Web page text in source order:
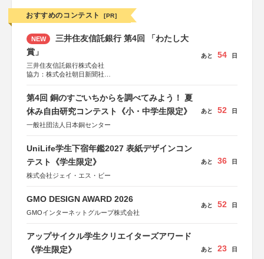
おすすめのコンテスト [PR]
NEW
三井住友信託銀行 第4回 「わたし大
賞」
三井住友信託銀行株式会社
協力：株式会社朝日新聞社
あと 54 日
第4回 銅のすごいちからを調べてみよう！ 夏
休み自由研究コンテスト《小・中学生限定》
一般社団法人日本銅センター
あと 52 日
UniLife学生下宿年鑑2027 表紙デザインコン
テスト《学生限定》
株式会社ジェイ・エス・ビー
あと 36 日
GMO DESIGN AWARD 2026
GMOインターネットグループ株式会社
あと 52 日
アップサイクル学生クリエイターズアワード
《学生限定》
あと 23 日